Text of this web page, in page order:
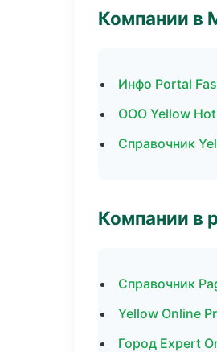
Компании в
Инфо Portal
ООО Yellow
Справочник
Компании в
Справочник
Yellow Online
Город Expert